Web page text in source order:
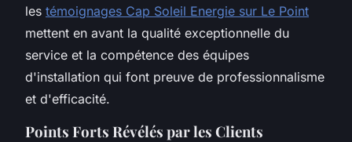
les témoignages Cap Soleil Energie sur Le Point
mettent en avant la qualité exceptionnelle du
service et la compétence des équipes
d'installation qui font preuve de professionnalisme
et d'efficacité.
Points Forts Révélés par les Clients